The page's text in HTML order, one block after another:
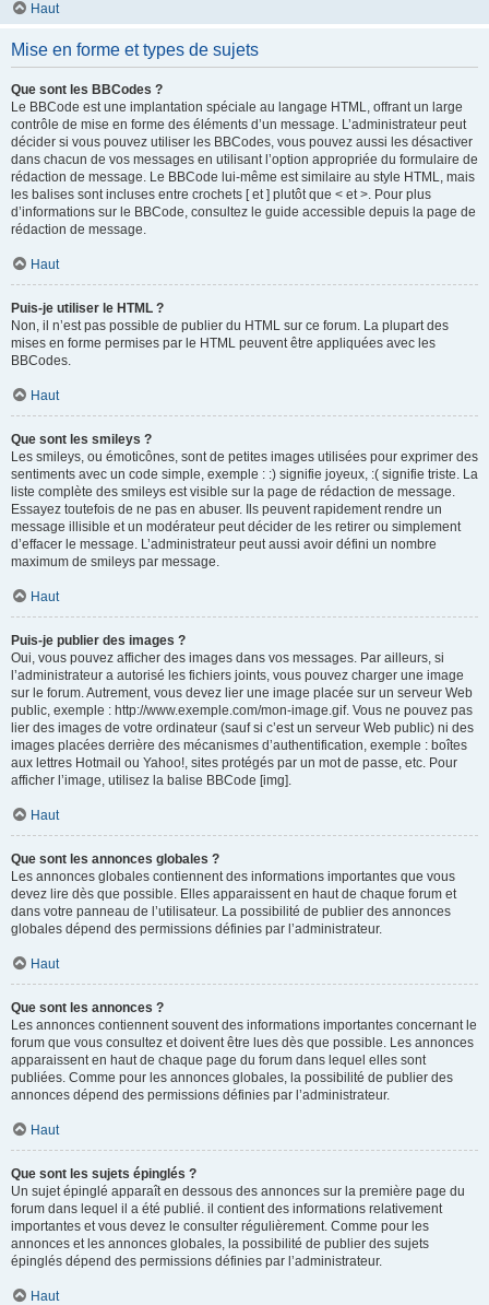
Haut
Mise en forme et types de sujets
Que sont les BBCodes ?
Le BBCode est une implantation spéciale au langage HTML, offrant un large
contrôle de mise en forme des éléments d’un message. L’administrateur peut
décider si vous pouvez utiliser les BBCodes, vous pouvez aussi les désactiver
dans chacun de vos messages en utilisant l’option appropriée du formulaire de
rédaction de message. Le BBCode lui-même est similaire au style HTML, mais
les balises sont incluses entre crochets [ et ] plutôt que < et >. Pour plus
d’informations sur le BBCode, consultez le guide accessible depuis la page de
rédaction de message.
Haut
Puis-je utiliser le HTML ?
Non, il n’est pas possible de publier du HTML sur ce forum. La plupart des
mises en forme permises par le HTML peuvent être appliquées avec les
BBCodes.
Haut
Que sont les smileys ?
Les smileys, ou émoticônes, sont de petites images utilisées pour exprimer des
sentiments avec un code simple, exemple : :) signifie joyeux, :( signifie triste. La
liste complète des smileys est visible sur la page de rédaction de message.
Essayez toutefois de ne pas en abuser. Ils peuvent rapidement rendre un
message illisible et un modérateur peut décider de les retirer ou simplement
d’effacer le message. L’administrateur peut aussi avoir défini un nombre
maximum de smileys par message.
Haut
Puis-je publier des images ?
Oui, vous pouvez afficher des images dans vos messages. Par ailleurs, si
l’administrateur a autorisé les fichiers joints, vous pouvez charger une image
sur le forum. Autrement, vous devez lier une image placée sur un serveur Web
public, exemple : http://www.exemple.com/mon-image.gif. Vous ne pouvez pas
lier des images de votre ordinateur (sauf si c’est un serveur Web public) ni des
images placées derrière des mécanismes d’authentification, exemple : boîtes
aux lettres Hotmail ou Yahoo!, sites protégés par un mot de passe, etc. Pour
afficher l’image, utilisez la balise BBCode [img].
Haut
Que sont les annonces globales ?
Les annonces globales contiennent des informations importantes que vous
devez lire dès que possible. Elles apparaissent en haut de chaque forum et
dans votre panneau de l’utilisateur. La possibilité de publier des annonces
globales dépend des permissions définies par l’administrateur.
Haut
Que sont les annonces ?
Les annonces contiennent souvent des informations importantes concernant le
forum que vous consultez et doivent être lues dès que possible. Les annonces
apparaissent en haut de chaque page du forum dans lequel elles sont
publiées. Comme pour les annonces globales, la possibilité de publier des
annonces dépend des permissions définies par l’administrateur.
Haut
Que sont les sujets épinglés ?
Un sujet épinglé apparaît en dessous des annonces sur la première page du
forum dans lequel il a été publié. il contient des informations relativement
importantes et vous devez le consulter régulièrement. Comme pour les
annonces et les annonces globales, la possibilité de publier des sujets
épinglés dépend des permissions définies par l’administrateur.
Haut